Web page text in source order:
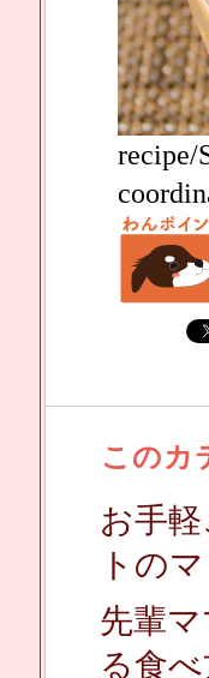
このカ
お手
トの
先輩
る食